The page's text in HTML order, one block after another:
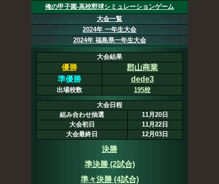
俺の甲子園-高校野球シミュレーションゲーム
大会一覧
2024年 一年生大会
2024年 福島県一年生大会
大会結果
優勝
郡山商業
準優勝
dede3
出場校数 195校
大会日程
組み合わせ抽選
11月20日
大会初日
11月22日
大会最終日
12月03日
決勝
準決勝 (2試合)
準々決勝 (4試合)